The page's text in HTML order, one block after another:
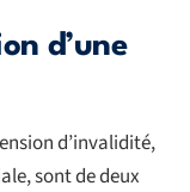
d’une
d’invalidité,
sont de deux